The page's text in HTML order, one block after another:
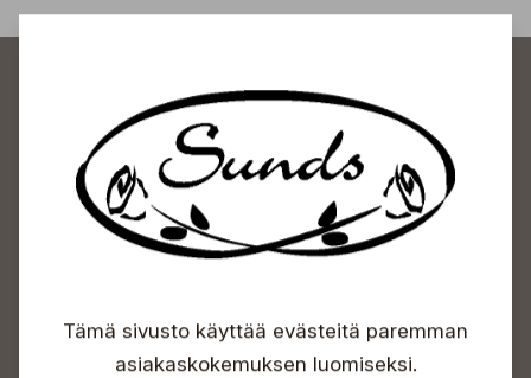
Sundin Puutarhakeskus
Lauantaisin 09-16
Sunnuntaisin Itsepalvelu
Tämä sivusto käyttää evästeitä paremman
asiakaskokemuksen luomiseksi.